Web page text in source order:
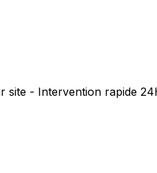
site - Intervention rapide